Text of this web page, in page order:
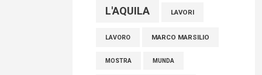
L'AQUILA LAVORI
LAVORO MARCO MARSILIO
MOSTRA MUNDA